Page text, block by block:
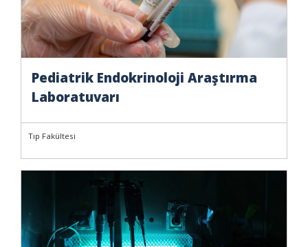
Pediatrik Endokrinoloji Araştırma
Laboratuvarı
Tıp Fakültesi